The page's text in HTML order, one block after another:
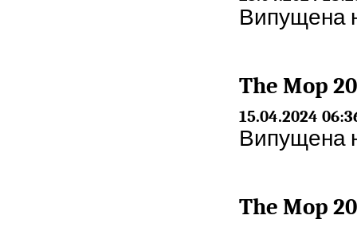
Випущена
The Mop
15.04.2024
Випущена
The Mop